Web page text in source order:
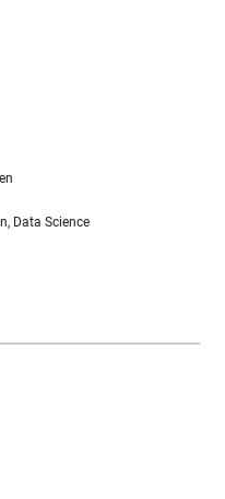
Data Science